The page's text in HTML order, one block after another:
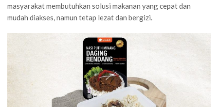
masyarakat membutuhkan solusi makanan yang cepat dan
mudah diakses, namun tetap lezat dan bergizi.